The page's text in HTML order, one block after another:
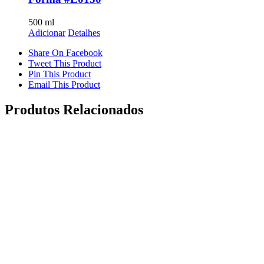
500 ml
Adicionar Detalhes
Share On Facebook
Tweet This Product
Pin This Product
Email This Product
Produtos Relacionados